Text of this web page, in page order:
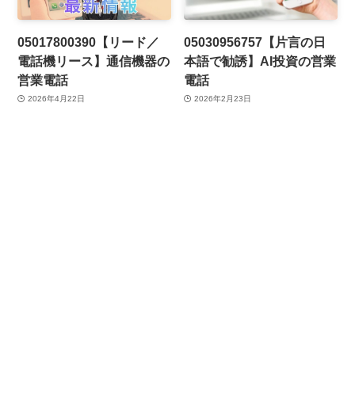
05017800390【リード／
電話機リース】通信機器の
営業電話
2026年4月22日
05030956757【片言の日
本語で勧誘】AI投資の営業
電話
2026年2月23日